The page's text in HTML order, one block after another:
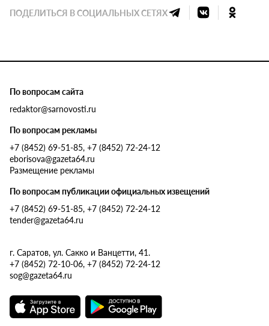
ПОДЕЛИТЬСЯ В СОЦИАЛЬНЫХ СЕТЯХ
По вопросам сайта
redaktor@sarnovosti.ru
По вопросам рекламы
+7 (8452) 69-51-85, +7 (8452) 72-24-12
eborisova@gazeta64.ru
Размещение рекламы
По вопросам публикации официальных извещений
+7 (8452) 69-51-85, +7 (8452) 72-24-12
tender@gazeta64.ru
г. Саратов, ул. Сакко и Ванцетти, 41.
+7 (8452) 72-10-06, +7 (8452) 72-24-12
sog@gazeta64.ru